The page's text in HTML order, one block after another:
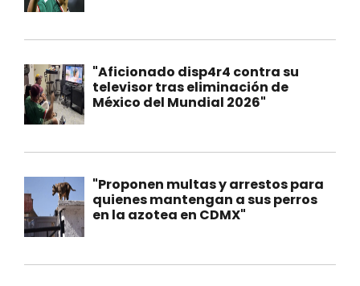
"Aficionado disp4r4 contra su
televisor tras eliminación de
México del Mundial 2026"
"Proponen multas y arrestos para
quienes mantengan a sus perros
en la azotea en CDMX"